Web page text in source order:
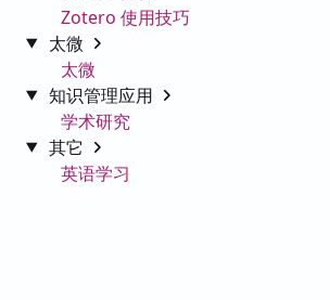
Zotero 使用技巧
太微
太微
知识管理应用
学术研究
其它
英语学习